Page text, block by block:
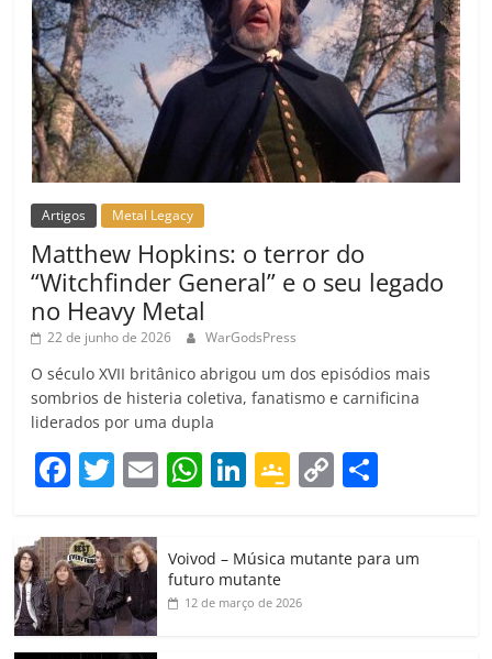
Artigos Metal Legacy
Matthew Hopkins: o terror do
“Witchfinder General” e o seu legado
no Heavy Metal
22 de junho de 2026 WarGodsPress
O século XVII britânico abrigou um dos episódios mais
sombrios de histeria coletiva, fanatismo e carnificina
liderados por uma dupla
F
c
e
b
o
T
itt
er
E
ai
W
at
s
A
Li
k
e
dI
G
gl
e
C
y p
Voivod – Música mutante para um
futuro mutante
12 de março de 2026